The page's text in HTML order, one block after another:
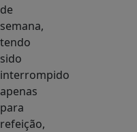
de
semana,
tendo
sido
interrompido
apenas
para
refeição,